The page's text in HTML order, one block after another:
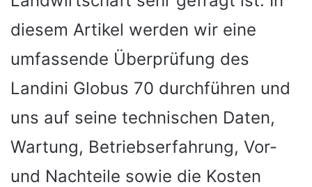
diesem Artikel werden wir eine
umfassende Überprüfung des
Landini Globus 70 durchführen und
uns auf seine technischen Daten,
Wartung, Betriebserfahrung, Vor-
und Nachteile sowie die Kosten